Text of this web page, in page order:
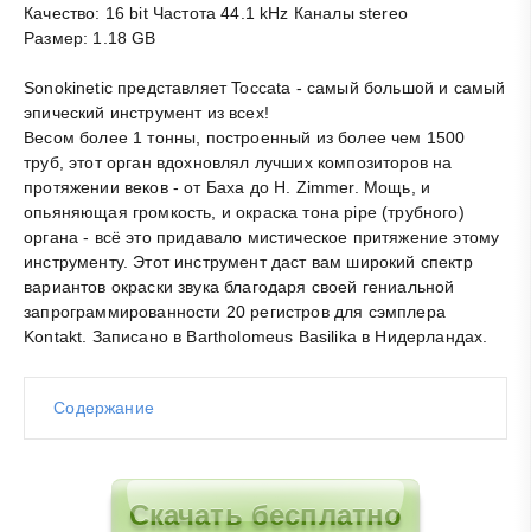
Качество: 16 bit Частота 44.1 kHz Каналы stereo
Размер: 1.18 GB
Sonokinetic представляет Toccata - самый большой и самый
эпический инструмент из всех!
Весом более 1 тонны, построенный из более чем 1500
труб, этот орган вдохновлял лучших композиторов на
протяжении веков - от Баха до H. Zimmer. Мощь, и
опьяняющая громкость, и окраска тона pipe (трубного)
органа - всё это придавало мистическое притяжение этому
инструменту. Этот инструмент даст вам широкий спектр
вариантов окраски звука благодаря своей гениальной
запрограммированности 20 регистров для сэмплера
Kontakt. Записано в Bartholomeus Basilika в Нидерландах.
Содержание
Скачать бесплатно